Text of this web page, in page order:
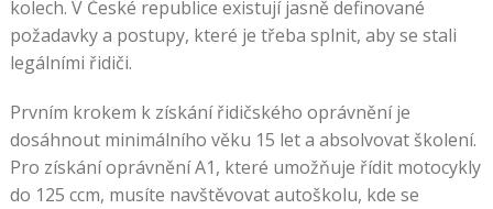
kolech. V České republice existují jasně definované
požadavky a postupy, které je třeba splnit, aby se stali
legálními řidiči.
Prvním krokem k získání řidičského oprávnění je
dosáhnout minimálního věku 15 let a absolvovat školení.
Pro získání oprávnění A1, které umožňuje řídit motocykly
do 125 ccm, musíte navštěvovat autoškolu, kde se